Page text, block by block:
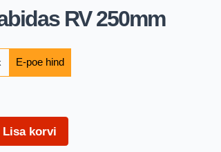
RV 250mm
Lisa korvi